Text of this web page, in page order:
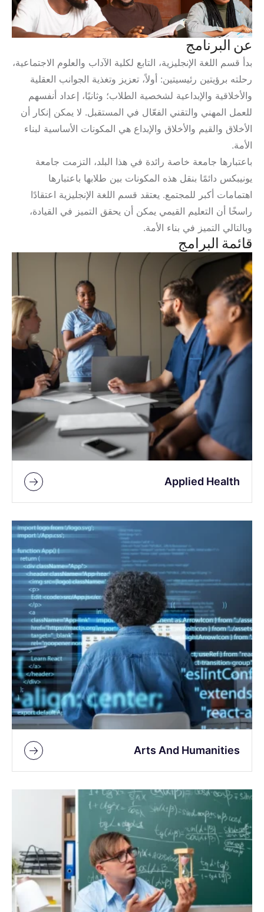
عن البرنامج
بدأ قسم اللغة الإنجليزية، التابع لكلية الآداب والعلوم الاجتماعية،
رحلته برؤيتين رئيسيتين: أولاً، تعزيز وتغذية الجوانب العقلية
والأخلاقية والإبداعية لشخصية الطلاب؛ وثانيًا، إعداد أنفسهم
للعمل المهني والتقني الفعّال في المستقبل. لا يمكن إنكار أن
الأخلاق والقيم والأخلاق والإبداع هي المكونات الأساسية لبناء
الأمة.
باعتبارها جامعة خاصة رائدة في هذا البلد، التزمت جامعة
يونيبكس دائمًا بنقل هذه المكونات بين طلابها باعتبارها
اهتمامات أكبر للمجتمع. يعتقد قسم اللغة الإنجليزية اعتقادًا
راسخًا أن التعليم القيمي يمكن أن يحقق التميز في القيادة،
وبالتالي التميز في بناء الأمة.
قائمة البرامج
Applied Health
Arts And Humanities